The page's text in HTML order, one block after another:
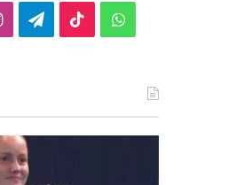
InstagramTelegram
TikTokWhatsApp